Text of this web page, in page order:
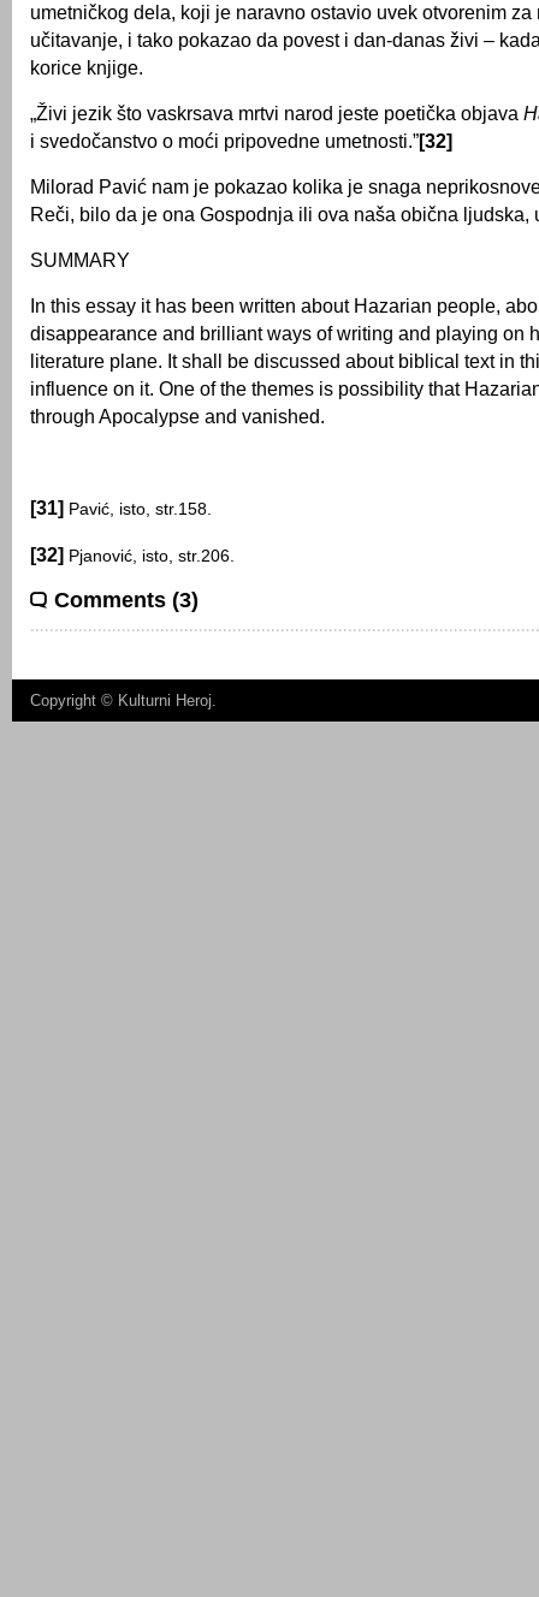
umetničkog dela, koji je naravno ostavio uvek otvorenim
učitavanje, i tako pokazao da povest i dan-danas živi –
korice knjige.
„Živi jezik što vaskrsava mrtvi narod jeste poetička objava
i svedočanstvo o moći pripovedne umetnosti.”[32]
Milorad Pavić nam je pokazao kolika je snaga
Reči, bilo da je ona Gospodnja ili ova naša obična ljudska,
SUMMARY
In this essay it has been written about Hazarian people,
disappearance and brilliant ways of writing and playing on
literature plane. It shall be discussed about biblical text in
influence on it. One of the themes is possibility that
through Apocalypse and vanished.
[31] Pavić, isto, str.158.
[32] Pjanović, isto, str.206.
Comments (3)
Copyright © Kulturni Heroj.